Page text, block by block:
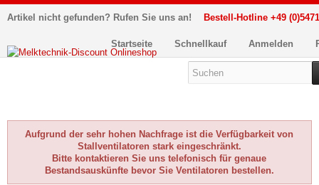
Artikel nicht gefunden? Rufen Sie uns an! Bestell-Hotline +49
Anmelden
Schnellkauf
Startseite
Aufgrund der sehr hohen Nachfrage ist die Verfügbarkeit von
Stallventilatoren stark eingeschränkt.
Bitte kontaktieren Sie uns telefonisch für genaue
Bestandsauskünfte bevor Sie Ventilatoren bestellen.